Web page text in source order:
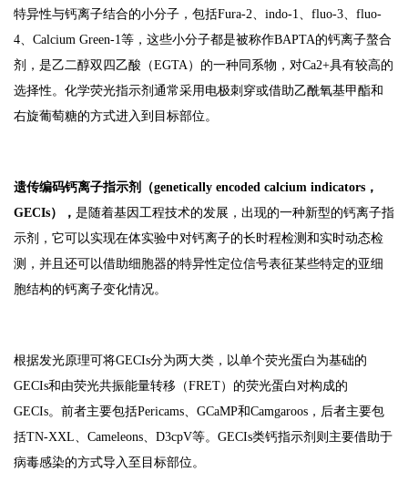
特异性与钙离子结合的小分子，包括Fura-2、indo-1、fluo-3、fluo-
4、Calcium Green-1等，这些小分子都是被称作BAPTA的钙离子螯合
剂，是乙二醇双四乙酸（EGTA）的一种同系物，对Ca2+具有较高的
选择性。化学荧光指示剂通常采用电极刺穿或借助乙酰氧基甲酯和
右旋葡萄糖的方式进入到目标部位。
遗传编码钙离子指示剂（genetically encoded calcium indicators，
GECIs）， 是随着基因工程技术的发展，出现的一种新型的钙离子指
示剂，它可以实现在体实验中对钙离子的长时程检测和实时动态检
测，并且还可以借助细胞器的特异性定位信号表征某些特定的亚细
胞结构的钙离子变化情况。
根据发光原理可将GECIs分为两大类，以单个荧光蛋白为基础的
GECIs和由荧光共振能量转移（FRET）的荧光蛋白对构成的
GECIs。前者主要包括Pericams、GCaMP和Camgaroos，后者主要包
括TN-XXL、Cameleons、D3cpV等。GECIs类钙指示剂则主要借助于
病毒感染的方式导入至目标部位。